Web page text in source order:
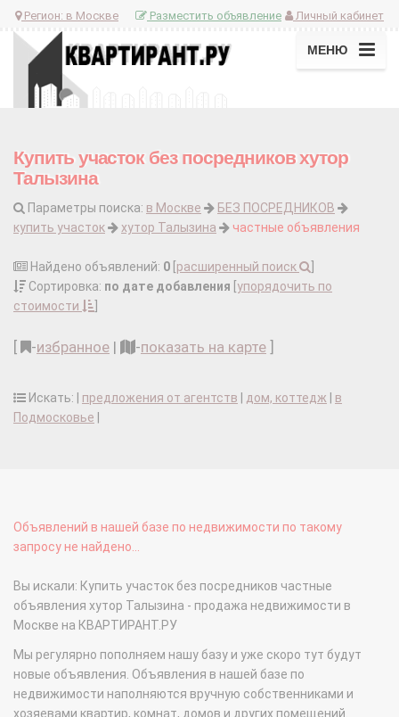
Регион: в Москве Личный кабинет
Разместить объявление
МЕНЮ
Купить участок без посредников хутор
Талызина
Параметры поиска: в Москве
БЕЗ ПОСРЕДНИКОВ
купить участок
хутор Талызина частные объявления
Найдено объявлений: 0 расширенный поиск
Сортировка: по дате добавления упорядочить по
стоимости
-избранное | -показать на карте
Искать: | предложения от агентств дом, коттедж
в
Подмосковье
Объявлений в нашей базе по недвижимости по такому
запросу не найдено...
Вы искали: Купить участок без посредников частные
объявления хутор Талызина - продажа недвижимости в
Москве на КВАРТИРАНТ.РУ
Мы регулярно пополняем нашу базу и уже скоро тут будут
новые объявления. Объявления в нашей базе по
недвижимости наполняются вручную собственниками и
хозяевами квартир, комнат, домов и других помещений.